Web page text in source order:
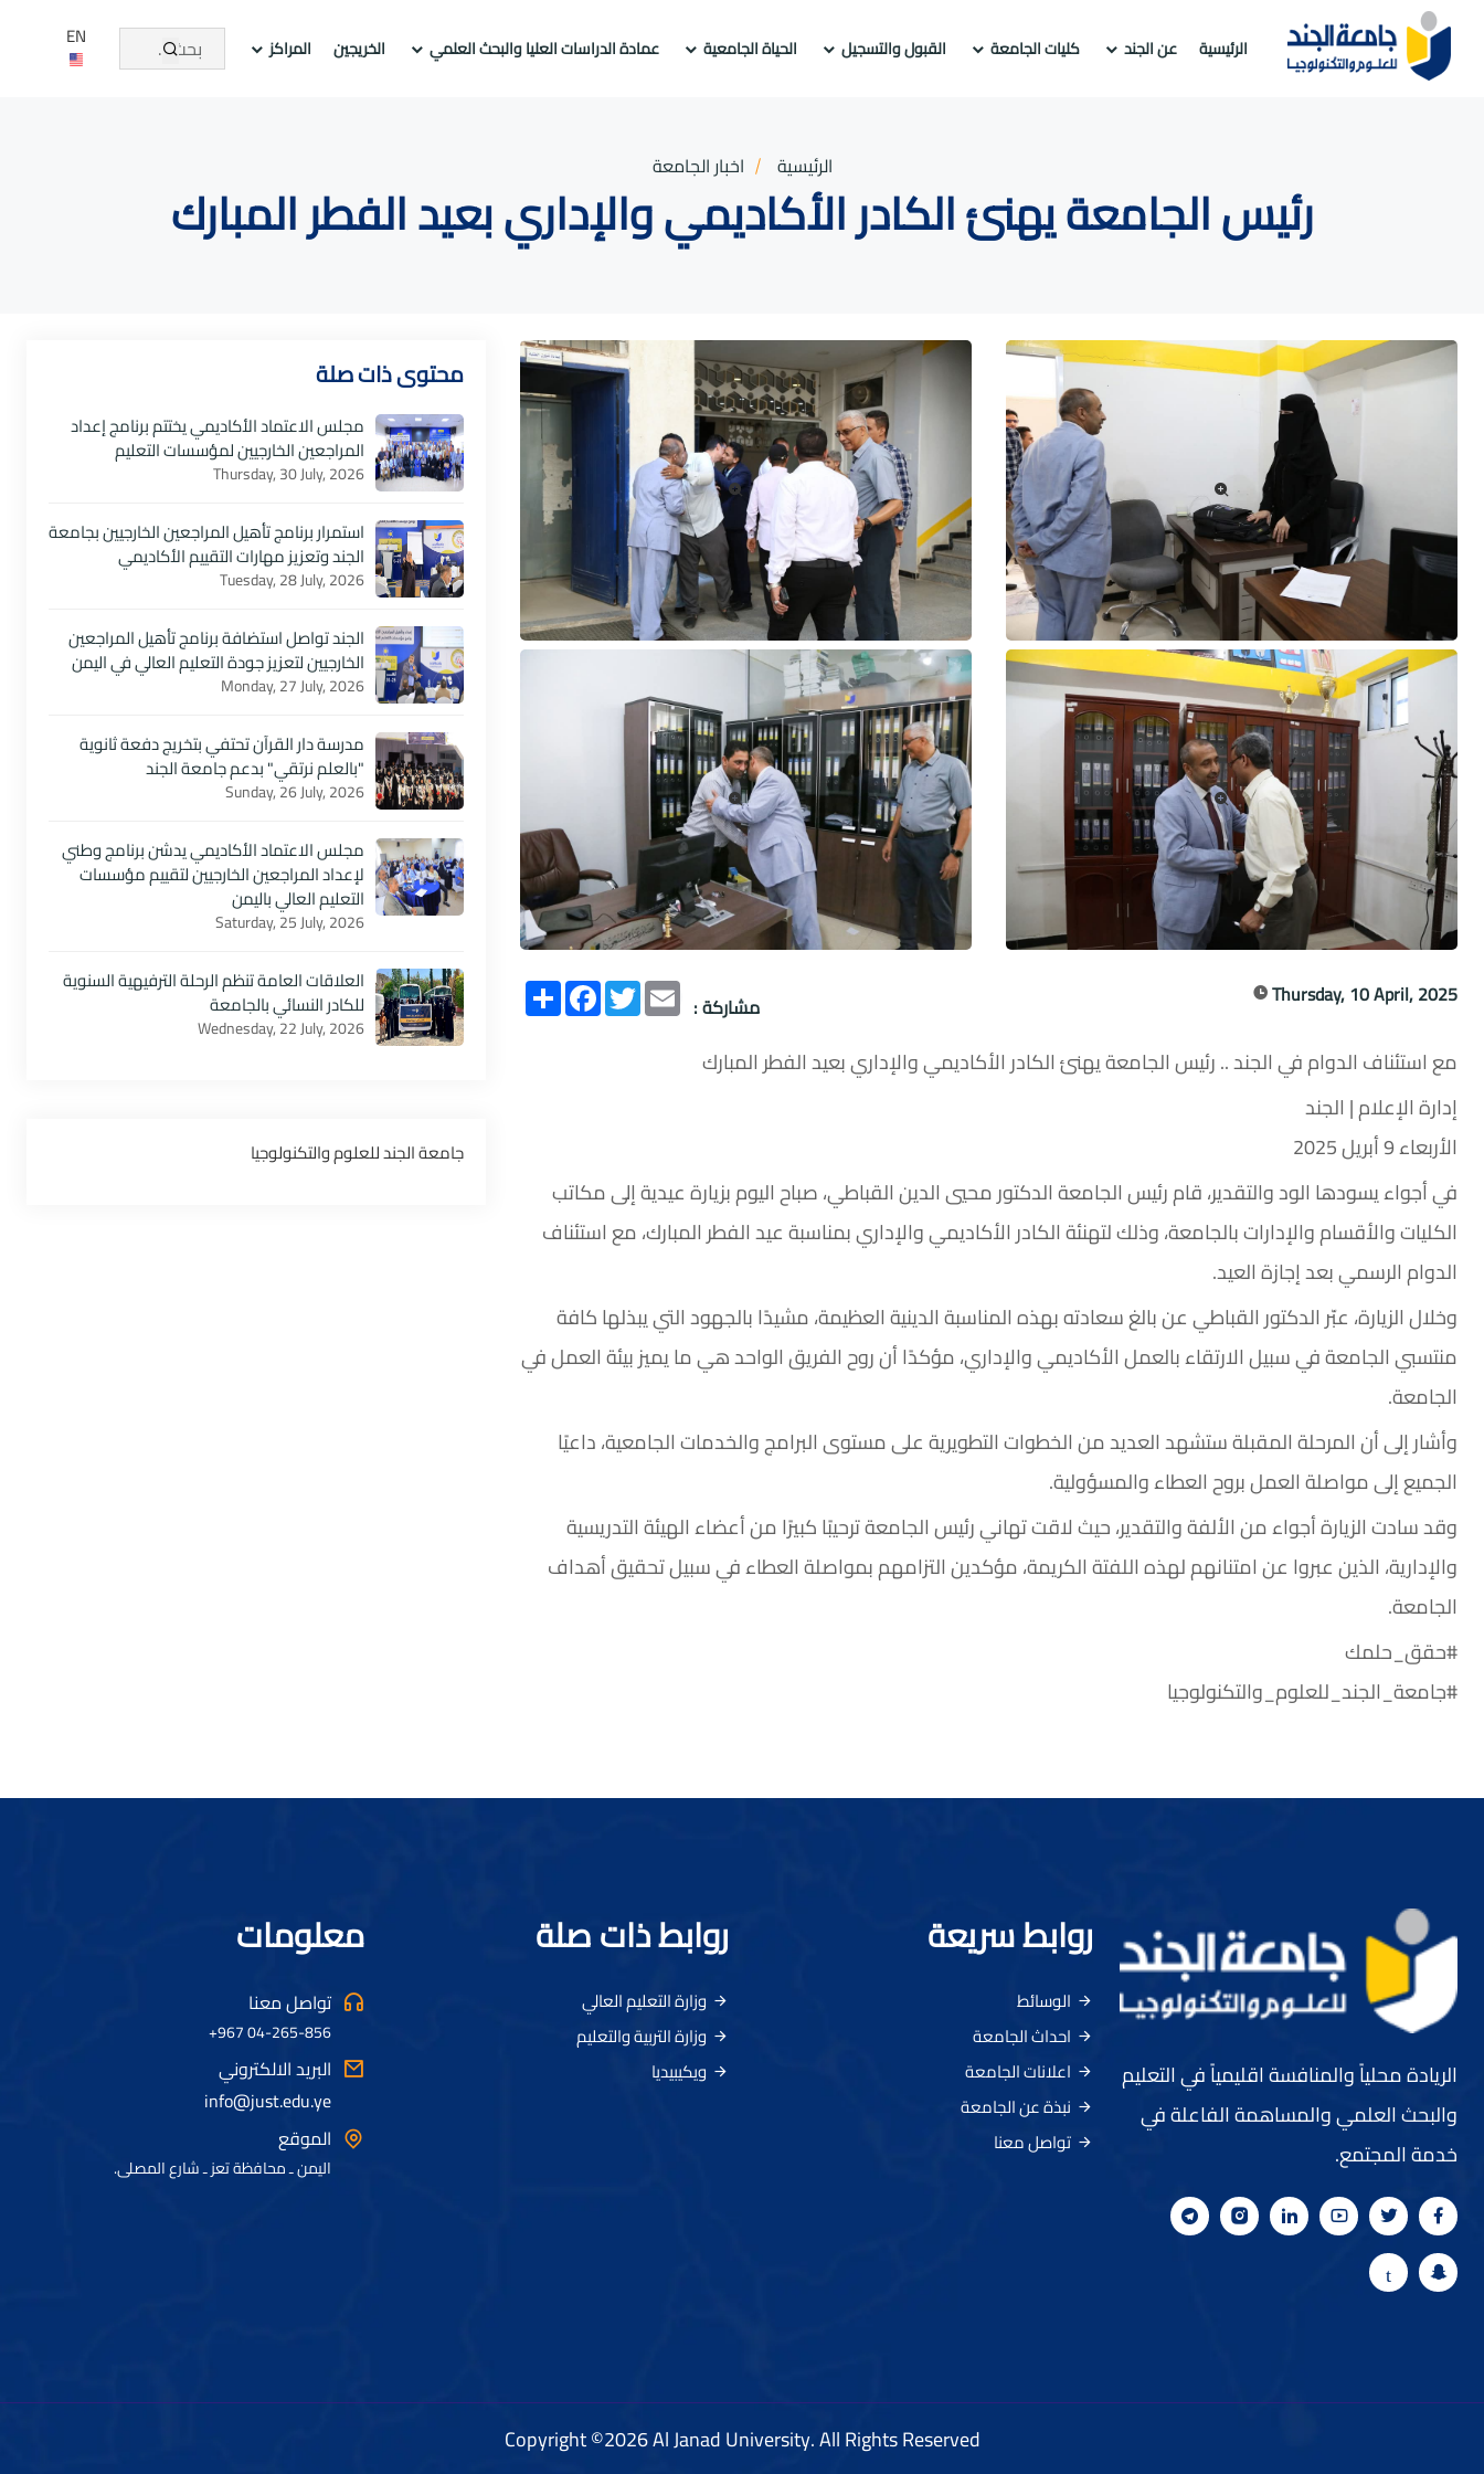
الرئيسية عن الجند كليات الجامعة القبول والتسجيل الحياة الجامعية عمادة الدراسات العليا والبحث العلمي الخريجين المراكز EN
الرئيسية اخبار الجامعة
رئيس الجامعة يهنئ الكادر الأكاديمي والإداري بعيد الفطر المبارك
Thursday, 10 April, 2025 مشاركة : انشر
FacebookTwitter Email
مع استئناف الدوام في الجند .. رئيس الجامعة يهنئ الكادر الأكاديمي والإداري بعيد الفطر المبارك
إدارة الإعلام | الجند
الأربعاء 9 أبريل 2025
في أجواء يسودها الود والتقدير، قام رئيس الجامعة الدكتور محيي الدين القباطي، صباح اليوم بزيارة عيدية إلى مكاتب
الكليات والأقسام والإدارات بالجامعة، وذلك لتهنئة الكادر الأكاديمي والإداري بمناسبة عيد الفطر المبارك، مع استئناف
الدوام الرسمي بعد إجازة العيد.
وخلال الزيارة، عبّر الدكتور القباطي عن بالغ سعادته بهذه المناسبة الدينية العظيمة، مشيدًا بالجهود التي يبذلها كافة
منتسبي الجامعة في سبيل الارتقاء بالعمل الأكاديمي والإداري، مؤكدًا أن روح الفريق الواحد هي ما يميز بيئة العمل في
الجامعة.
وأشار إلى أن المرحلة المقبلة ستشهد العديد من الخطوات التطويرية على مستوى البرامج والخدمات الجامعية، داعيًا
الجميع إلى مواصلة العمل بروح العطاء والمسؤولية.
وقد سادت الزيارة أجواء من الألفة والتقدير، حيث لاقت تهاني رئيس الجامعة ترحيبًا كبيرًا من أعضاء الهيئة التدريسية
والإدارية، الذين عبروا عن امتنانهم لهذه اللفتة الكريمة، مؤكدين التزامهم بمواصلة العطاء في سبيل تحقيق أهداف
الجامعة.
#حقق_حلمك
#جامعة_الجند_للعلوم_والتكنولوجيا
محتوى ذات صلة
مجلس الاعتماد الأكاديمي يختتم برنامج إعداد
المراجعين الخارجيين لمؤسسات التعليم
Thursday, 30 July, 2026
استمرار برنامج تأهيل المراجعين الخارجيين بجامعة
الجند وتعزيز مهارات التقييم الأكاديمي
Tuesday, 28 July, 2026
الجند تواصل استضافة برنامج تأهيل المراجعين
الخارجيين لتعزيز جودة التعليم العالي في اليمن
Monday, 27 July, 2026
مدرسة دار القرآن تحتفي بتخريج دفعة ثانوية
"بالعلم نرتقي" بدعم جامعة الجند
Sunday, 26 July, 2026
مجلس الاعتماد الأكاديمي يدشن برنامج وطني
لإعداد المراجعين الخارجيين لتقييم مؤسسات
التعليم العالي باليمن
Saturday, 25 July, 2026
العلاقات العامة تنظم الرحلة الترفيهية السنوية
للكادر النسائي بالجامعة
Wednesday, 22 July, 2026
‏جامعة الجند للعلوم والتكنولوجيا‏
الريادة محلياً والمنافسة اقليمياً في التعليم
والبحث العلمي والمساهمة الفاعلة في
خدمة المجتمع.
روابط سريعة
الوسائط
احداث الجامعة
اعلانات الجامعة
نبذة عن الجامعة
تواصل معنا
روابط ذات صلة
وزارة التعليم العالي
وزارة التربية والتعليم
ويكيبيديا
معلومات
تواصل معنا
04-265-856 967+
البريد الالكتروني
info@just.edu.ye
الموقع
اليمن ـ محافظة تعز ـ شارع المصلى.
Copyright ©2026 Al Janad University. All Rights Reserved